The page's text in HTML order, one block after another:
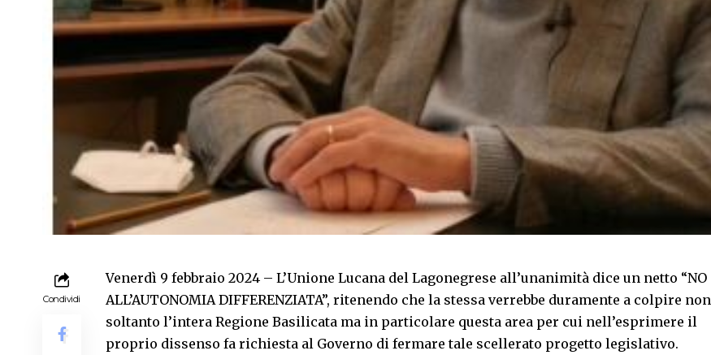
Condividi
Venerdì 9 febbraio 2024 – L’Unione Lucana del Lagonegrese all’unanimità dice un netto “NO
ALL’AUTONOMIA DIFFERENZIATA”, ritenendo che la stessa verrebbe duramente a colpire non
soltanto l’intera Regione Basilicata ma in particolare questa area per cui nell’esprimere il
proprio dissenso fa richiesta al Governo di fermare tale scellerato progetto legislativo.